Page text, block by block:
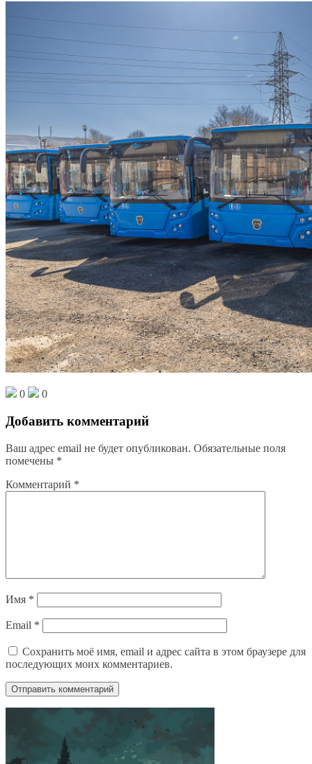
0 0
Добавить комментарий
Ваш адрес email не будет опубликован. Обязательные поля
помечены *
Комментарий *
Имя *
Email *
Сохранить моё имя, email и адрес сайта в этом браузере для
последующих моих комментариев.